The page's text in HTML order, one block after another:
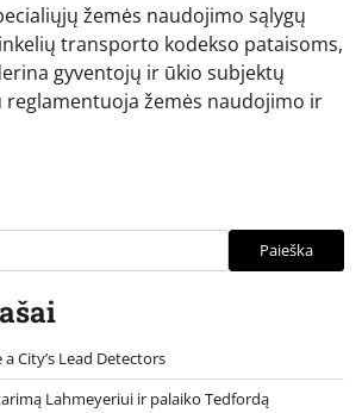
žemės naudojimo sąlygų
transporto kodekso pataisoms,
gyventojų ir ūkio subjektų
reglamentuoja žemės naudojimo ir
Paieška
City’s Lead Detectors
Lahmeyeriui ir palaiko Tedfordą